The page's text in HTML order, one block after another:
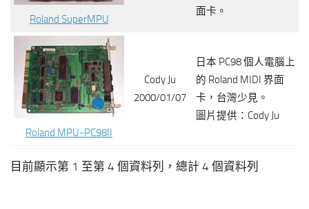
Roland SuperMPU
面卡。
Roland MPU-PC98II
Cody Ju
2000/01/07
日本 PC98 個人電腦上
的 Roland MIDI 界面
卡，台灣少見。
圖片提供：Cody Ju
目前顯示第 1 至第 4 個資料列，總計 4 個資料列